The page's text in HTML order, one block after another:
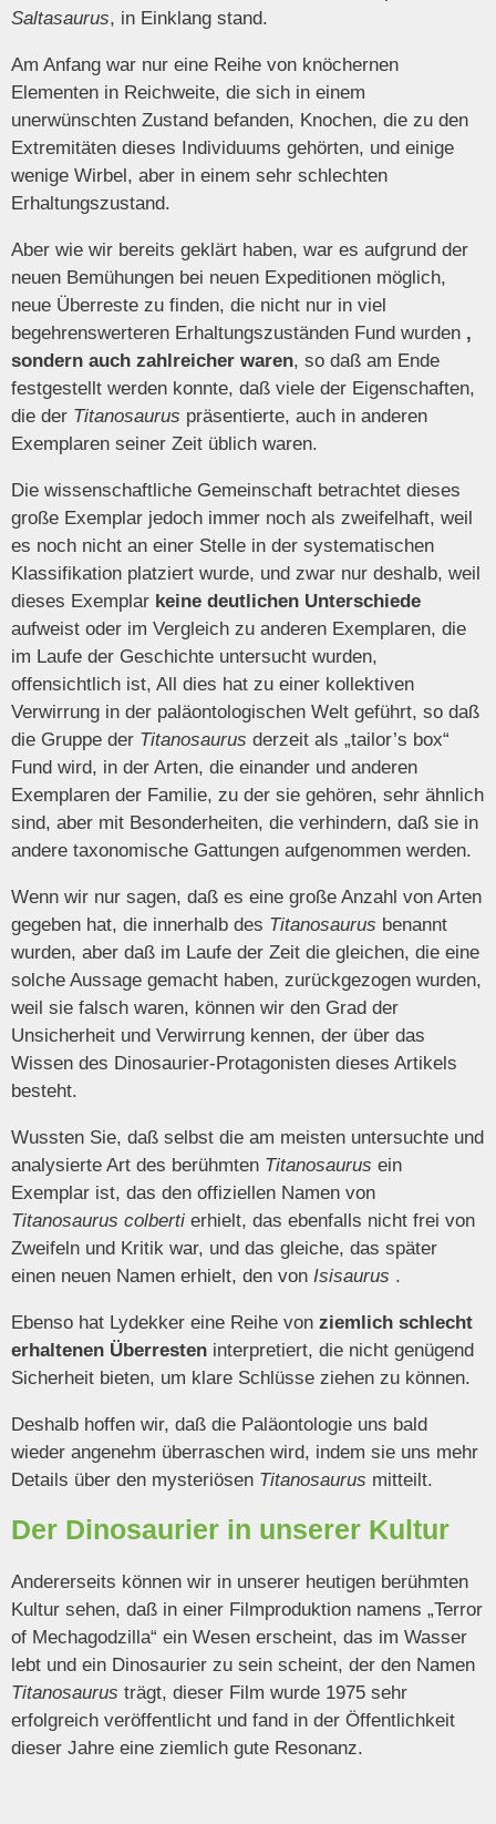
Saltasaurus, in Einklang stand.
Am Anfang war nur eine Reihe von knöchernen
Elementen in Reichweite, die sich in einem
unerwünschten Zustand befanden, Knochen, die zu den
Extremitäten dieses Individuums gehörten, und einige
wenige Wirbel, aber in einem sehr schlechten
Erhaltungszustand.
Aber wie wir bereits geklärt haben, war es aufgrund der
neuen Bemühungen bei neuen Expeditionen möglich,
neue Überreste zu finden, die nicht nur in viel
begehrenswerteren Erhaltungszuständen Fund wurden ,
sondern auch zahlreicher waren, so daß am Ende
festgestellt werden konnte, daß viele der Eigenschaften,
die der Titanosaurus präsentierte, auch in anderen
Exemplaren seiner Zeit üblich waren.
Die wissenschaftliche Gemeinschaft betrachtet dieses
große Exemplar jedoch immer noch als zweifelhaft, weil
es noch nicht an einer Stelle in der systematischen
Klassifikation platziert wurde, und zwar nur deshalb, weil
dieses Exemplar keine deutlichen Unterschiede
aufweist oder im Vergleich zu anderen Exemplaren, die
im Laufe der Geschichte untersucht wurden,
offensichtlich ist, All dies hat zu einer kollektiven
Verwirrung in der paläontologischen Welt geführt, so daß
die Gruppe der Titanosaurus derzeit als „tailor’s box“
Fund wird, in der Arten, die einander und anderen
Exemplaren der Familie, zu der sie gehören, sehr ähnlich
sind, aber mit Besonderheiten, die verhindern, daß sie in
andere taxonomische Gattungen aufgenommen werden.
Wenn wir nur sagen, daß es eine große Anzahl von Arten
gegeben hat, die innerhalb des Titanosaurus benannt
wurden, aber daß im Laufe der Zeit die gleichen, die eine
solche Aussage gemacht haben, zurückgezogen wurden,
weil sie falsch waren, können wir den Grad der
Unsicherheit und Verwirrung kennen, der über das
Wissen des Dinosaurier-Protagonisten dieses Artikels
besteht.
Wussten Sie, daß selbst die am meisten untersuchte und
analysierte Art des berühmten Titanosaurus ein
Exemplar ist, das den offiziellen Namen von
Titanosaurus colberti erhielt, das ebenfalls nicht frei von
Zweifeln und Kritik war, und das gleiche, das später
einen neuen Namen erhielt, den von Isisaurus .
Ebenso hat Lydekker eine Reihe von ziemlich schlecht
erhaltenen Überresten interpretiert, die nicht genügend
Sicherheit bieten, um klare Schlüsse ziehen zu können.
Deshalb hoffen wir, daß die Paläontologie uns bald
wieder angenehm überraschen wird, indem sie uns mehr
Details über den mysteriösen Titanosaurus mitteilt.
Der Dinosaurier in unserer Kultur
Andererseits können wir in unserer heutigen berühmten
Kultur sehen, daß in einer Filmproduktion namens „Terror
of Mechagodzilla“ ein Wesen erscheint, das im Wasser
lebt und ein Dinosaurier zu sein scheint, der den Namen
Titanosaurus trägt, dieser Film wurde 1975 sehr
erfolgreich veröffentlicht und fand in der Öffentlichkeit
dieser Jahre eine ziemlich gute Resonanz.